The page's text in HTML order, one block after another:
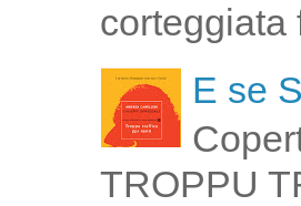
corteggiata
E se
TROPPU